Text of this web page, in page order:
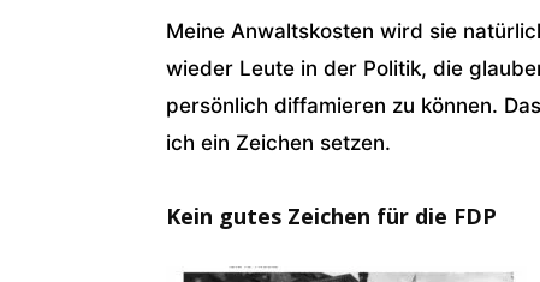
Meine Anwaltskosten wird sie
wieder Leute in der Politik, die
persönlich diffamieren zu können.
ich ein Zeichen setzen.
Kein gutes Zeichen für die FDP